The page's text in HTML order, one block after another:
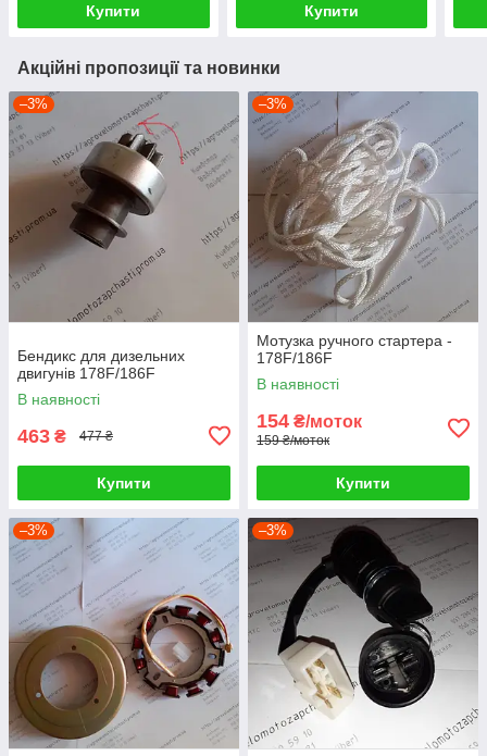
Купити Купити
Акційні пропозиції та новинки
–3%
Бендикс для дизельних
двигунів 178F/186F
В наявності
463 ₴ 477 ₴
Купити
–3%
Мотузка ручного стартера -
178F/186F
В наявності
154 ₴/моток
159 ₴/моток
Купити
–3% –3%